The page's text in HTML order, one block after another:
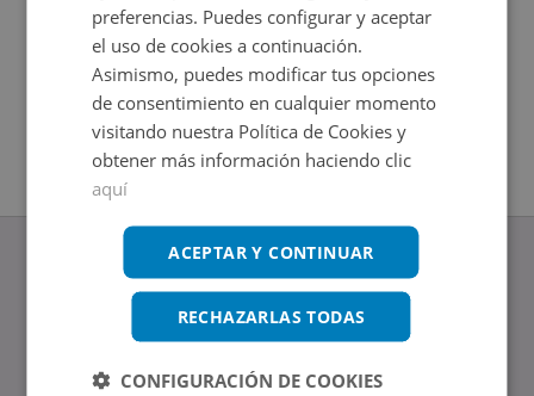
www.altamirainmuebles.com
Edificio Skylight
Avenida de Manoteras 14-16, 28050, Madrid
preferencias. Puedes configurar y aceptar
el uso de cookies a continuación.
Asimismo, puedes modificar tus opciones
de consentimiento en cualquier momento
visitando nuestra Política de Cookies y
obtener más información haciendo clic
aquí
ACEPTAR Y CONTINUAR
RECHAZARLAS TODAS
CONFIGURACIÓN DE COOKIES